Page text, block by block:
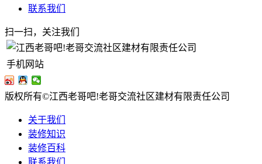
联系我们
扫一扫，关注我们
手机网站
版权所有©江西老哥吧!老哥交流社区建材有限责任公司
关于我们
装修知识
装修百科
联系我们